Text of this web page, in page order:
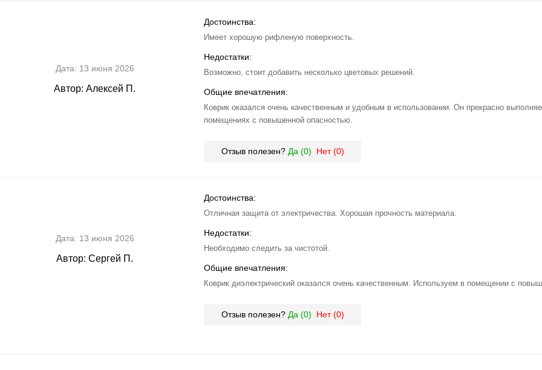
Дата: 13 июня 2026
Автор: Алексей П.
Достоинства:
Имеет хорошую рифленую поверхность.
Недостатки:
Возможно, стоит добавить несколько цветовых решений.
Общие впечатления:
Коврик оказался очень качественным и удобным в использовании. Он прекрасно
помещениях с повышенной опасностью.
Отзыв полезен? Да (0) Нет (0)
Дата: 13 июня 2026
Автор: Сергей П.
Достоинства:
Отличная защита от электричества. Хорошая прочность материала.
Недостатки:
Необходимо следить за чистотой.
Общие впечатления:
Коврик диэлектрический оказался очень качественным. Используем в помещении с
Отзыв полезен? Да (0) Нет (0)